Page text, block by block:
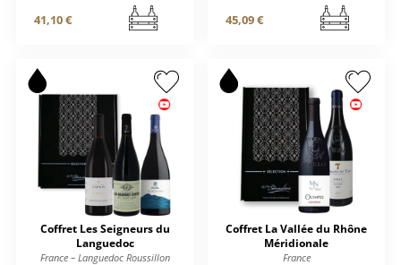
41,10 € 45,09 €
Coffret Les Seigneurs du
Languedoc
France – Languedoc Roussillon
Coffret La Vallée du Rhône
Méridionale
France